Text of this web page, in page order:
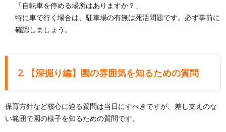
「自転車を停める場所はありますか？」
特に車で行く場合は、駐車場の有無は死活問題です。必ず事前に
確認しましょう。
2. 【深掘り編】園の雰囲気を知るための質問
保育方針など核心に迫る質問は当日にすべきですが、差し支えのな
い範囲で園の様子を知るための質問です。